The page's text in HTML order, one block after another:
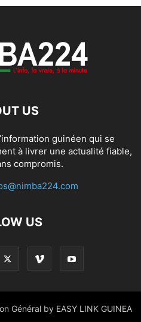
US
guinéen qui se
à livrer une actualité fiable,
compromis.
US
Général by EASY LINK GUINEA